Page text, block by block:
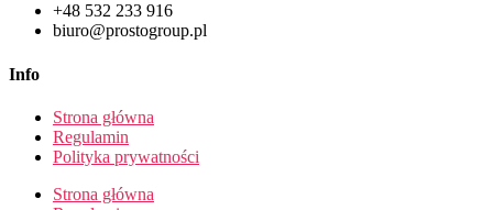
+48 532 233 916
biuro@prostogroup.pl
Info
Strona główna
Regulamin
Polityka prywatności
Strona główna